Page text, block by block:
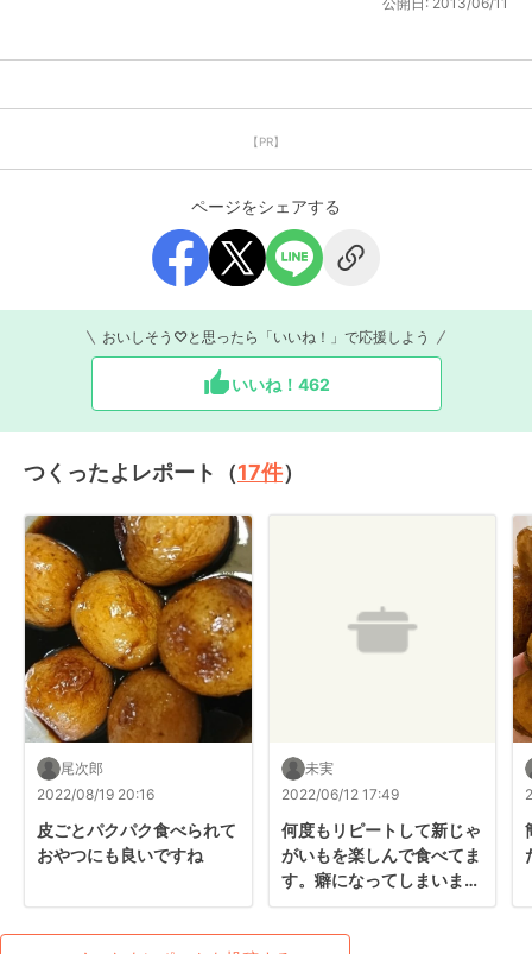
【PR】
ページをシェアする
おいしそう♡と思ったら「いいね！」で応援しよう
いいね！ 462
つくったよレポート（17件）
尾次郎
2022/08/19 20:16
皮ごとパクパク食べられて
おやつにも良いですね
未実
2022/06/12 17:49
何度もリピートして新じゃ
がいもを楽しんで食べてま
す。癖になってしまいまし